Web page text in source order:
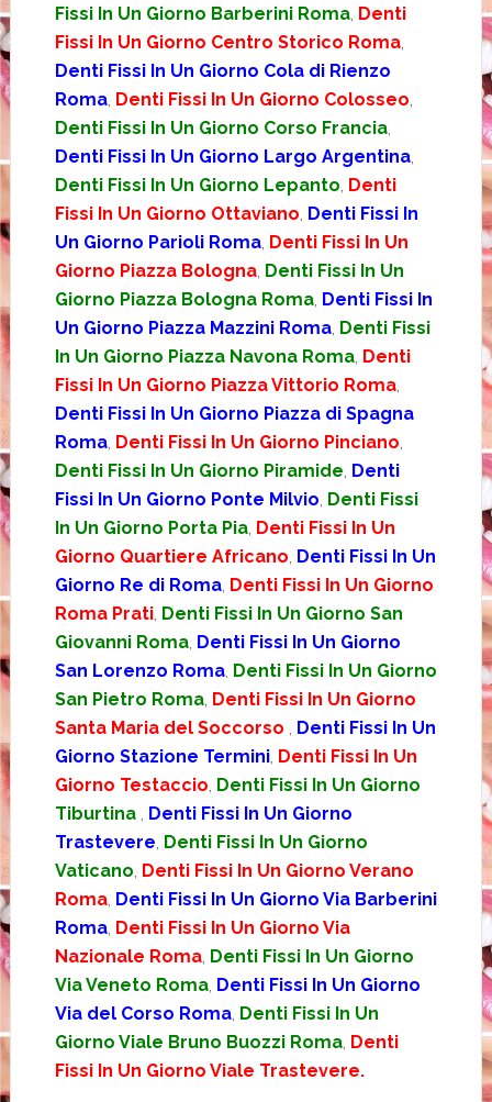
Fissi In Un Giorno Barberini Roma, Denti
Fissi In Un Giorno Centro Storico Roma,
Denti Fissi In Un Giorno Cola di Rienzo
Roma, Denti Fissi In Un Giorno Colosseo
Denti Fissi In Un Giorno Corso Francia,
Denti Fissi In Un Giorno Largo Argentina,
Denti Fissi In Un Giorno Lepanto Denti
Fissi In Un Giorno Ottaviano Denti Fissi In
Un Giorno Parioli Roma, Denti Fissi In Un
Giorno Piazza Bologna, Denti Fissi In Un
Giorno Piazza Bologna Roma, Denti Fissi In
Un Giorno Piazza Mazzini Roma, Denti Fissi
In Un Giorno Piazza Navona Roma, Denti
Fissi In Un Giorno Piazza Vittorio Roma,
Denti Fissi In Un Giorno Piazza di Spagna
Roma, Denti Fissi In Un Giorno Pinciano
Denti Fissi In Un Giorno Piramide Denti
Fissi In Un Giorno Ponte Milvio Denti Fissi
In Un Giorno Porta Pia, Denti Fissi In Un
Giorno Quartiere Africano Denti Fissi In Un
Giorno Re di Roma, Denti Fissi In Un Giorno
Roma Prati, Denti Fissi In Un Giorno San
Giovanni Roma, Denti Fissi In Un Giorno
San Lorenzo Roma, Denti Fissi In Un Giorno
San Pietro Roma, Denti Fissi In Un Giorno
Santa Maria del Soccorso
Denti Fissi In Un
Giorno Stazione Termini, Denti Fissi In Un
Giorno Testaccio Denti Fissi In Un Giorno
Tiburtina
Denti Fissi In Un Giorno
Trastevere Denti Fissi In Un Giorno
Vaticano Denti Fissi In Un Giorno Verano
Roma, Denti Fissi In Un Giorno Via Barberini
Roma, Denti Fissi In Un Giorno Via
Nazionale Roma, Denti Fissi In Un Giorno
Via Veneto Roma, Denti Fissi In Un Giorno
Via del Corso Roma, Denti Fissi In Un
Giorno Viale Bruno Buozzi Roma, Denti
Fissi In Un Giorno Viale Trastevere.